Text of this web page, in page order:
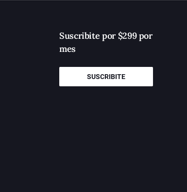
Suscribite por $299 por
mes
SUSCRIBITE